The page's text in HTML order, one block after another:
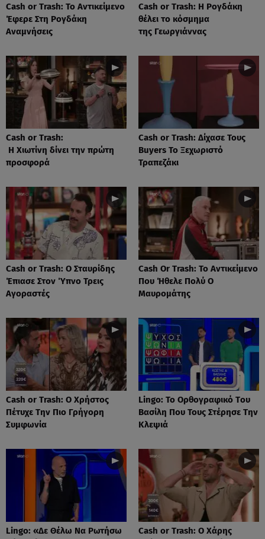
Cash or Trash: Το Αντικείμενο
Έφερε Στη Ρογδάκη
Αναμνήσεις
Cash or Trash: Η Ρογδάκη
θέλει το κόσμημα
της Γεωργιάννας
Cash or Trash:
Η Χιωτίνη δίνει την πρώτη
προσφορά
Cash or Trash: Δίχασε Τους
Buyers Το Ξεχωριστό
Τραπεζάκι
Cash or Trash: Ο Σταυρίδης
Έπιασε Στον Ύπνο Τρεις
Αγοραστές
Cash Or Trash: Το Αντικείμενο
Που Ήθελε Πολύ Ο
Μαυρομάτης
Cash or Trash: Ο Χρήστος
Πέτυχε Την Πιο Γρήγορη
Συμφωνία
Lingo: Το Oρθογραφικό Tου
Βασίλη Που Τους Στέρησε Την
Κλεψιά
Lingo: «Δε Θέλω Να Ρωτήσω
Cash or Trash: Ο Χάρης